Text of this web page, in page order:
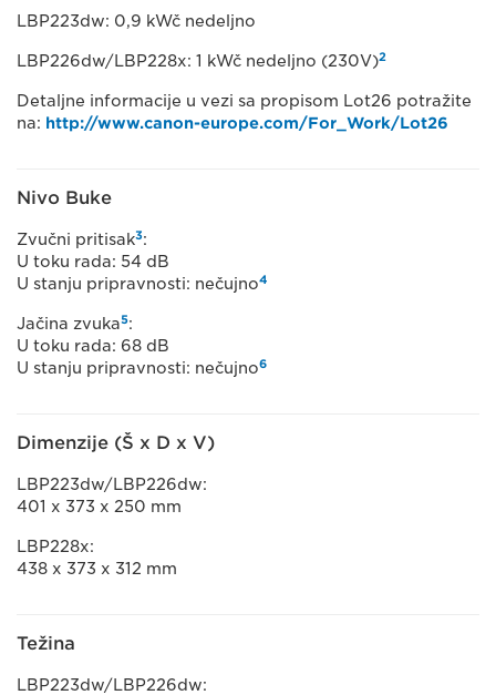
LBP223dw: 0,9 kWč nedeljno
LBP226dw/LBP228x: 1 kWč nedeljno (230V)2
Detaljne informacije u vezi sa propisom Lot26 potražite
na: http://www.canon-europe.com/For_Work/Lot26
Nivo Buke
Zvučni pritisak3:
U toku rada: 54 dB
U stanju pripravnosti: nečujno4
Jačina zvuka5:
U toku rada: 68 dB
U stanju pripravnosti: nečujno6
Dimenzije (Š x D x V)
LBP223dw/LBP226dw:
401 x 373 x 250 mm
LBP228x:
438 x 373 x 312 mm
Težina
LBP223dw/LBP226dw: